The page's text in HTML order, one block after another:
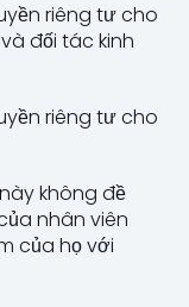
riêng tư cho
đối tác kinh
riêng tư cho
không đề
nhân viên
của họ với